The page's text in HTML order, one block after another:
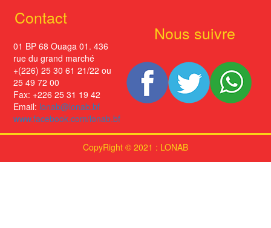
Contact
01 BP 68 Ouaga 01. 436
rue du grand marché
+(226) 25 30 61 21/22 ou
25 49 72 00
Fax: +226 25 31 19 42
Email: lonab@lonab.bf
www.facebook.com/lonab.bf
Nous suivre
CopyRight © 2021 : LONAB